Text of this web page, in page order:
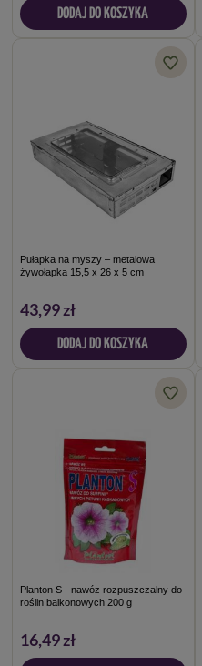
DODAJ DO KOSZYKA
Pułapka na myszy – metalowa
żywołapka 15,5 x 26 x 5 cm
43,99 zł
DODAJ DO KOSZYKA
Planton S - nawóz rozpuszczalny do
roślin balkonowych 200 g
16,49 zł